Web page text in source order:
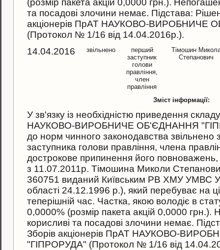
та посадовi злочини немає. Пiдстава:
акцiонерiв ПрАТ НАУКОВО-ВИРОБНИЧЕ
(Протокол № 1/16 вiд 14.04.2016р.).
14.04.2016
звільнено
перший
заступник
голови
правління,
член
правління
Тімошин
Степанович
Зміст інформації:
У зв'язку iз необхiднiстю приведення
НАУКОВО-ВИРОБНИЧЕ ОБ'ЄДНАННЯ
до норм чинного законодавства звiльнено
заступника голови правління, члена
дострокове припинення його
з 11.07.2011р. Тімошина Миколи
360751 виданий Київським РВ ХМУ УМВС
області 24.12.1996 р.), який перебуває на
теперiшнiй час. Частка, якою володіє в
0,0000% (розмір пакета акцiй 0,0000 грн.).
корисливi та посадовi злочини немає.
Зборiв акцiонерiв ПрАТ НАУКОВО-
"ГІПРОРУДА" (Протокол № 1/16 вiд